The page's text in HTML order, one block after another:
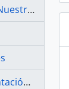
Dolores
del Carmen. 1871-1780 y 1802